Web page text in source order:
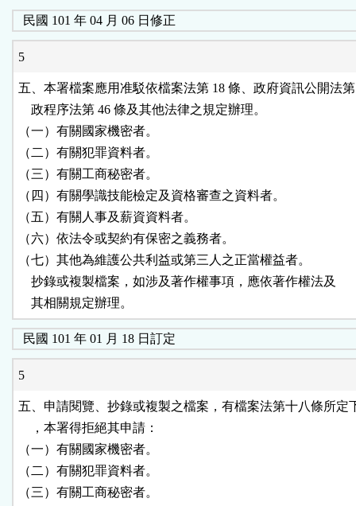
民國 101 年 04 月 06 日修正
5
五、本署檔案應用准駁依檔案法第 18 條、政府資訊公開法
    政程序法第 46 條及其他法律之規定辦理。
（一）有關國家機密者。
（二）有關犯罪資料者。
（三）有關工商秘密者。
（四）有關學識技能檢定及資格審查之資料者。
（五）有關人事及薪資資料者。
（六）依法令或契約有保密之義務者。
（七）其他為維護公共利益或第三人之正當權益者。
    抄錄或複製檔案，如涉及著作權事項，應依著作權法及
    其相關規定辦理。
民國 101 年 01 月 18 日訂定
5
五、申請閱覽、抄錄或複製之檔案，有檔案法第十八條所定
    ，本署得拒絕其申請：
（一）有關國家機密者。
（二）有關犯罪資料者。
（三）有關工商秘密者。